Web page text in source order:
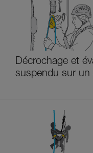
Décrochage et
suspendu sur